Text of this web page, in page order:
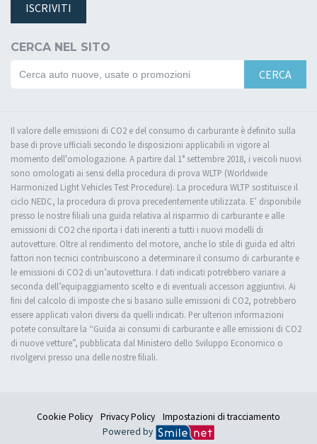
ISCRIVITI
CERCA NEL SITO
CERCA
Il valore delle emissioni di CO2 e del consumo di carburante è definito sulla
base di prove ufficiali secondo le disposizioni applicabili in vigore al
momento dell'omologazione. A partire dal 1° settembre 2018, i veicoli nuovi
sono omologati ai sensi della procedura di prova WLTP (Worldwide
Harmonized Light Vehicles Test Procedure). La procedura WLTP sostituisce il
ciclo NEDC, la procedura di prova precedentemente utilizzata. E’ disponibile
presso le nostre filiali una guida relativa al risparmio di carburante e alle
emissioni di CO2 che riporta i dati inerenti a tutti i nuovi modelli di
autovetture. Oltre al rendimento del motore, anche lo stile di guida ed altri
fattori non tecnici contribuiscono a determinare il consumo di carburante e
le emissioni di CO2 di un’autovettura. I dati indicati potrebbero variare a
seconda dell’equipaggiamento scelto e di eventuali accessori aggiuntivi. Ai
fini del calcolo di imposte che si basano sulle emissioni di CO2, potrebbero
essere applicati valori diversi da quelli indicati. Per ulteriori informazioni
potete consultare la “Guida ai consumi di carburante e alle emissioni di CO2
di nuove vetture”, pubblicata dal Ministero dello Sviluppo Economico o
rivolgervi presso una delle nostre filiali.
Cookie Policy Privacy Policy
Impostazioni di tracciamento
Powered by